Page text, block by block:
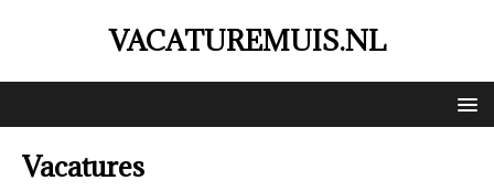
VACATUREMUIS.NL
Vacatures